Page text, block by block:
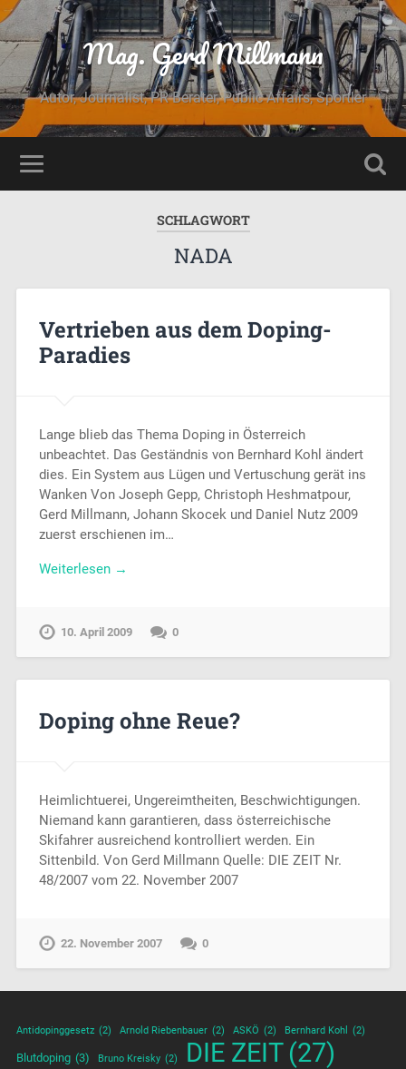
Mag. Gerd Millmann
Autor, Journalist, PR Berater, Public Affairs, Sportler
SCHLAGWORT
NADA
Vertrieben aus dem Doping-
Paradies
Lange blieb das Thema Doping in Österreich
unbeachtet. Das Geständnis von Bernhard Kohl ändert
dies. Ein System aus Lügen und Vertuschung gerät ins
Wanken Von Joseph Gepp, Christoph Heshmatpour,
Gerd Millmann, Johann Skocek und Daniel Nutz 2009
zuerst erschienen im…
Weiterlesen →
10. April 2009 0
Doping ohne Reue?
Heimlichtuerei, Ungereimtheiten, Beschwichtigungen.
Niemand kann garantieren, dass österreichische
Skifahrer ausreichend kontrolliert werden. Ein
Sittenbild. Von Gerd Millmann Quelle: DIE ZEIT Nr.
48/2007 vom 22. November 2007
22. November 2007 0
Antidopinggesetz (2) Arnold Riebenbauer (2) ASKÖ (2) Bernhard Kohl (2)
Blutdoping (3) Bruno Kreisky (2) DIE ZEIT (27)